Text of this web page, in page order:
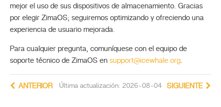
mejor el uso de sus dispositivos de almacenamiento. Gracias
por elegir ZimaOS; seguiremos optimizando y ofreciendo una
experiencia de usuario mejorada.
Para cualquier pregunta, comuníquese con el equipo de
soporte técnico de ZimaOS en support@icewhale.org.
Última actualización: 2026-08-04
ANTERIOR SIGUIENTE